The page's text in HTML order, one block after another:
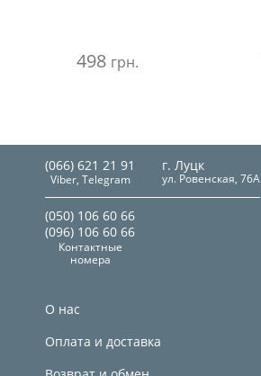
498 грн.
(066) 621 21 91
Viber, Telegram
г. Луцк
ул. Ровенская, 76А
(050) 106 60 66
(096) 106 60 66
Контактные
номера
О нас
Оплата и доставка